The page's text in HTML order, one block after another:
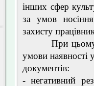
інших сфер
за умов
захисту
При цьому
умови наявності
документів:
- негативний